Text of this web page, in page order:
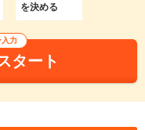
を決める
力
タート